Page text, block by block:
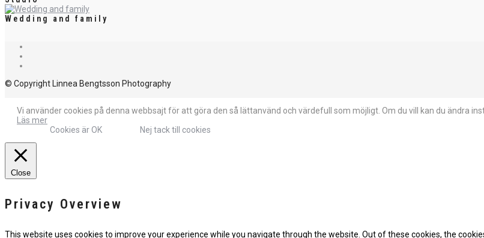
Wedding and family
© Copyright Linnea Bengtsson Photography
Vi använder cookies på denna webbsajt för att göra den så lättanvänd och värdefull som möjligt. Om du vill kan du ändra
Läs mer
Cookies är OK
Nej tack till cookies
Close
Privacy Overview
This website uses cookies to improve your experience while you navigate through the website. Out of these cookies, the